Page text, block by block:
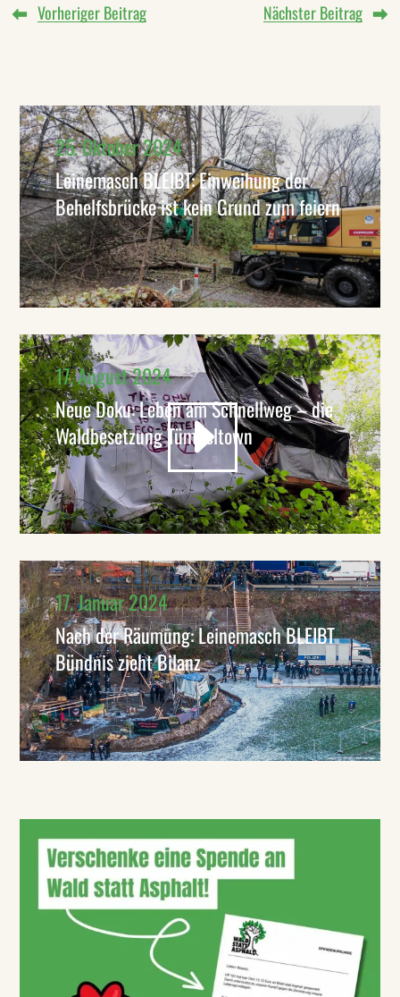
Vorheriger Beitrag Nächster Beitrag
25. Oktober 2024
Leinemasch BLEIBT: Einweihung der
Behelfsbrücke ist kein Grund zum feiern
17. August 2024
Neue Doku: Leben am Schnellweg – die
Waldbesetzung Tümpeltown
17. Januar 2024
Nach der Räumung: Leinemasch BLEIBT
Bündnis zieht Bilanz